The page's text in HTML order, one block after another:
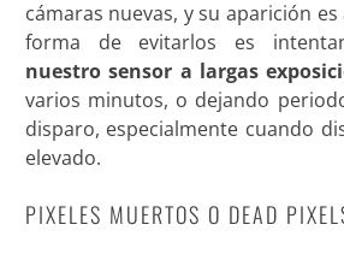
cámaras nuevas, y su aparición
forma de evitarlos es
nuestro sensor a largas
varios minutos, o dejando
disparo, especialmente cuando
elevado.
PIXELES MUERTOS O DEAD